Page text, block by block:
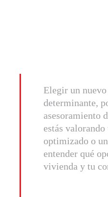
Elegir un
determinante,
asesoramiento
estás
optimizado o
entender qué
vivienda y tu